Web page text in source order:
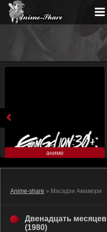
аниме
Anime-share » Масадзи Амамори
Двенадцать месяцев
(1980)